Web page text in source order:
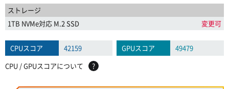
ストレージ
1TB NVMe対応 M.2 SSD
変更可
CPUスコア 42159 GPUスコア
49479
CPU / GPUスコアについて
?